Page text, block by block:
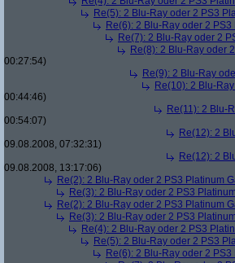
Re(5): 2 Blu-Ray oder 2 PS3
Re(6): 2 Blu-Ray oder 2
Re(7): 2 Blu-Ray oder 2
Re(8): 2 Blu-Ray oder
00:27:54)
Re(9): 2 Blu-Ray
Re(10): 2 Blu-
00:44:46)
Re(11): 2 Blu-
00:54:07)
Re(12): 2
09.08.2008, 07:32:31)
Re(12): 2
09.08.2008, 13:17:06)
Re(2): 2 Blu-Ray oder 2 PS3 Platinum
Re(3): 2 Blu-Ray oder 2 PS3
Re(2): 2 Blu-Ray oder 2 PS3 Platinum
Re(3): 2 Blu-Ray oder 2 PS3
Re(4): 2 Blu-Ray oder 2 PS3
Re(5): 2 Blu-Ray oder 2 PS3
Re(6): 2 Blu-Ray oder 2